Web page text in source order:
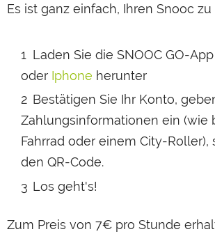
Es ist ganz einfach, Ihren Snooc
Laden Sie die SNOOC GO-
oder Iphone herunter
Bestätigen Sie Ihr Konto,
Zahlungsinformationen ein (wie
Fahrrad oder einem City-Roller),
den QR-Code.
Los geht's!
Zum Preis von 7€ pro Stunde